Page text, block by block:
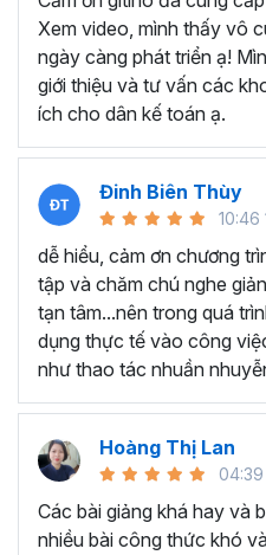
Học nhanh nhưng nhớ
thực hành kèm với lý
Các video bài giảng
chủ đề cụ thể, đồng
ứng dụng cao. Đặc
khác, phù hợp với tất
sáng nơi công sở với
minh và tạo kết quả
Bạn sẽ tự tin xử lý
Excel một cách
tiến độ công việc, nâng
tới 5 lần.
Đặc biệt khiđăng ký khóa
hội nhận ưu đãi sở hữu trọn
tác đăng ký khá đơn giản,
KÝ HỌC NGAY khóa học
Nếu có bất cứ thắc mắc
Xem video, mình thấy vô
ngày càng phát triển ạ!
giới thiệu và tư vấn các
ích cho dân kế toán ạ.
Đinh Biên Thùy
10:46
dễ hiểu, cảm ơn chương
tập và chăm chú nghe
tạn tâm...nên trong quá
dụng thực tế vào công
như thao tác nhuần
Hoàng Thị Lan
Các bài giảng khá hay và
nhiều bài công thức khó